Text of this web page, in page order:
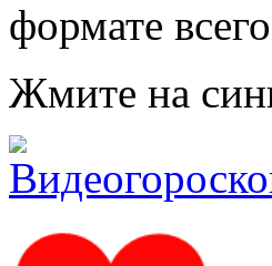
формате
Жмите на